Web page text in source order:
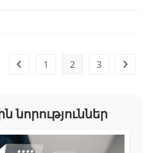
1 2 3
նորություններ